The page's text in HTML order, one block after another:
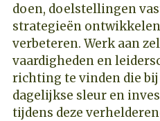
doen, doelstellingen
strategieën
verbeteren. Werk aan
vaardigheden en
richting te vinden die bij
dagelijkse sleur en
tijdens deze